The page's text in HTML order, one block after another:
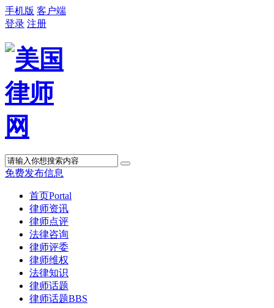
手机版 客户端
登录 注册
免费发布信息
首页Portal
律师资讯
律师点评
法律咨询
律师评委
律师维权
法律知识
律师话题
律师话题BBS